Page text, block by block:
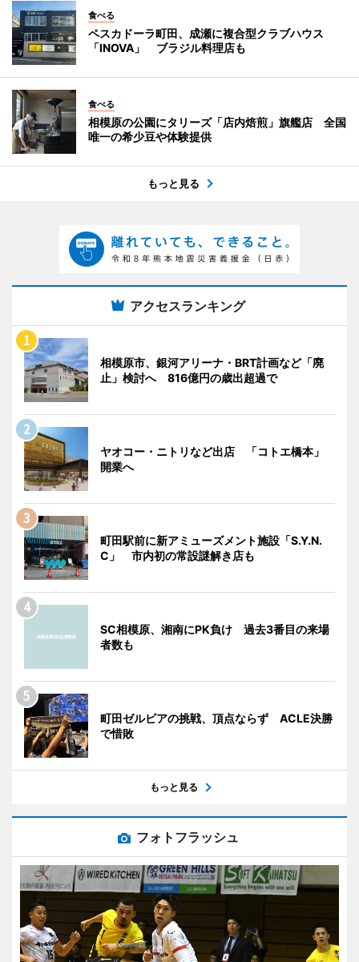
食べる
ペスカドーラ町田、成瀬に複合型クラブハウス
「INOVA」 ブラジル料理店も
食べる
相模原の公園にタリーズ「店内焙煎」旗艦店 全国
唯一の希少豆や体験提供
もっと見る
アクセスランキング
相模原市、銀河アリーナ・BRT計画など「廃
止」検討へ 816億円の歳出超過で
ヤオコー・ニトリなど出店 「コトエ橋本」
開業へ
町田駅前に新アミューズメント施設「S.Y.N.
C」 市内初の常設謎解き店も
SC相模原、湘南にPK負け 過去3番目の来場
者数も
町田ゼルビアの挑戦、頂点ならず ACLE決勝
で惜敗
もっと見る
フォトフラッシュ